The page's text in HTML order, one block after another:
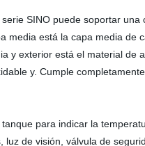
SINO puede soportar
media está la capa media
y exterior está el material
y. Cumple
para indicar la
luz de visión, válvula de